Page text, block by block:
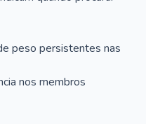
peso persistentes nas
nos membros